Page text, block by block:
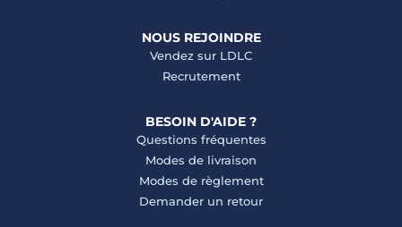
NOUS REJOINDRE
Vendez sur LDLC
Recrutement
BESOIN D'AIDE ?
Questions fréquentes
Modes de livraison
Modes de règlement
Demander un retour